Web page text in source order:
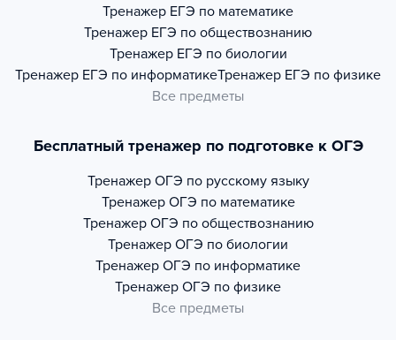
Тренажер ЕГЭ по математике
Тренажер ЕГЭ по обществознанию
Тренажер ЕГЭ по биологии
Тренажер ЕГЭ по информатикеТренажер ЕГЭ по физике
Все предметы
Бесплатный тренажер по подготовке к ОГЭ
Тренажер ОГЭ по русскому языку
Тренажер ОГЭ по математике
Тренажер ОГЭ по обществознанию
Тренажер ОГЭ по биологии
Тренажер ОГЭ по информатике
Тренажер ОГЭ по физике
Все предметы